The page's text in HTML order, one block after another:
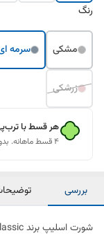
رنگ
مشکی سرمه
زرشکی
هر قسط با
۴ قسط ماهانه. بدون سود، چک و ضامن.
بررسی